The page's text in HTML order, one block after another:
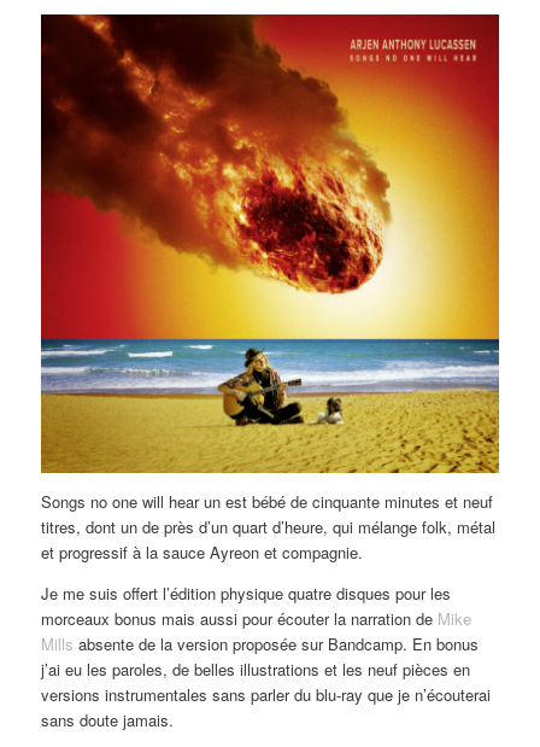
Songs no one will hear un est bébé de cinquante minutes et neuf
titres, dont un de près d’un quart d’heure, qui mélange folk, métal
et progressif à la sauce Ayreon et compagnie.
Je me suis offert l’édition physique quatre disques pour les
morceaux bonus mais aussi pour écouter la narration de Mike
Mills absente de la version proposée sur Bandcamp. En bonus
j’ai eu les paroles, de belles illustrations et les neuf pièces en
versions instrumentales sans parler du blu-ray que je n’écouterai
sans doute jamais.